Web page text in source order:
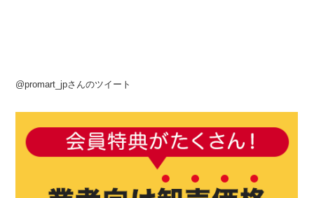
@promart_jpさんのツイート